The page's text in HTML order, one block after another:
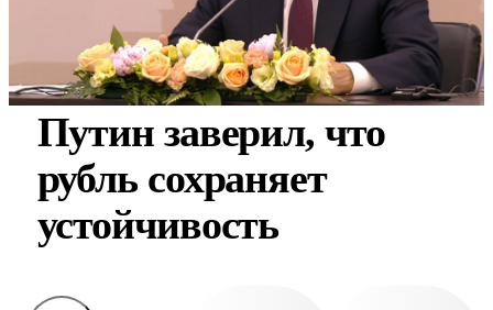
Путин заверил, что
рубль сохраняет
устойчивость